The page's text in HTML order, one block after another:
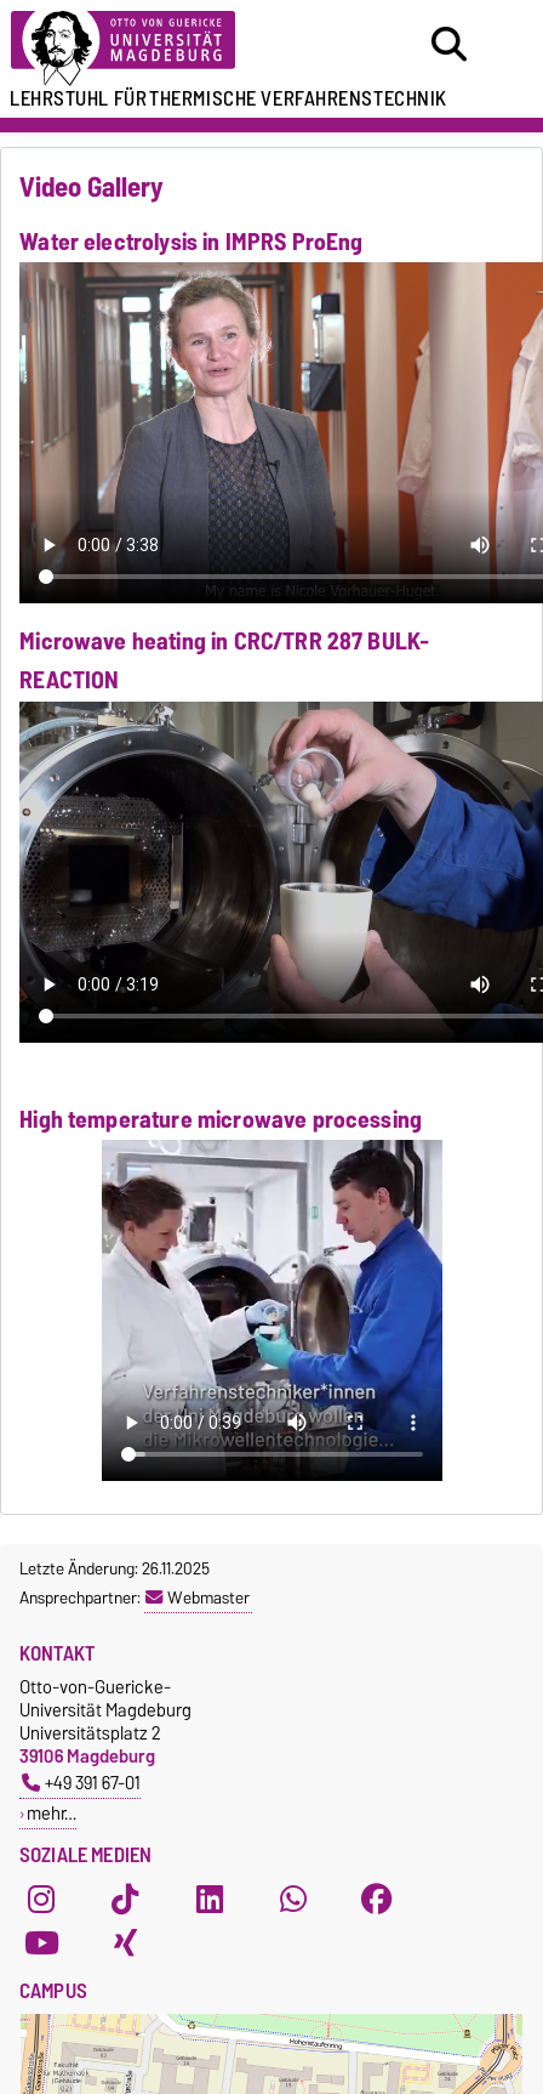
LEHRSTUHL FÜRTHERMISCHE VERFAHRENSTECHNIK
Video Gallery
Water electrolysis in IMPRS ProEng
Microwave heating in CRC/TRR 287 BULK-
REACTION
High temperature microwave processing
Letzte Änderung: 26.11.2025
Ansprechpartner:
Webmaster
SOZIALE MEDIEN
KONTAKT
Otto-von-Guericke-
Universität Magdeburg
Universitätsplatz 2
39106 Magdeburg
+49 391 67-01
mehr…
CAMPUS